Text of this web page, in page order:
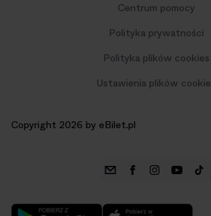
Centrum pomocy
Polityka prywatności
Polityka plików cookies
Ustawienia plików
Copyright 2026 by eBilet.pl